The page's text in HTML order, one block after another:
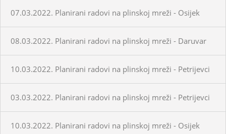
07.03.2022. Planirani radovi na plinskoj mreži - Osijek
08.03.2022. Planirani radovi na plinskoj mreži - Daruvar
10.03.2022. Planirani radovi na plinskoj mreži - Petrijevci
03.03.2022. Planirani radovi na plinskoj mreži - Petrijevci
10.03.2022. Planirani radovi na plinskoj mreži - Osijek